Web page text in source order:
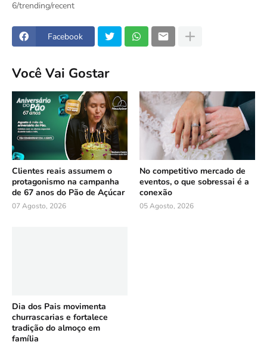
6/trending/recent
Facebook
Você Vai Gostar
Clientes reais assumem o
protagonismo na campanha
de 67 anos do Pão de Açúcar
07 Agosto, 2026
No competitivo mercado de
eventos, o que sobressai é a
conexão
05 Agosto, 2026
Dia dos Pais movimenta
churrascarias e fortalece
tradição do almoço em
família